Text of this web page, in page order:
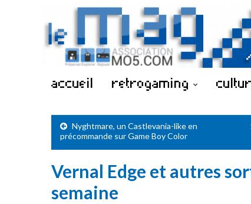
accueil retrogaming
Nyghtmare, un Castlevania-like en
précommande sur Game Boy Color
Vernal Edge et autres
semaine